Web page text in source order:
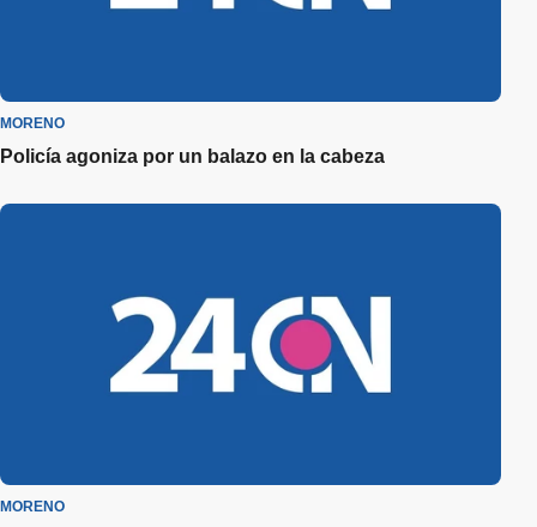
MORENO
Policía agoniza por un balazo en la cabeza
MORENO